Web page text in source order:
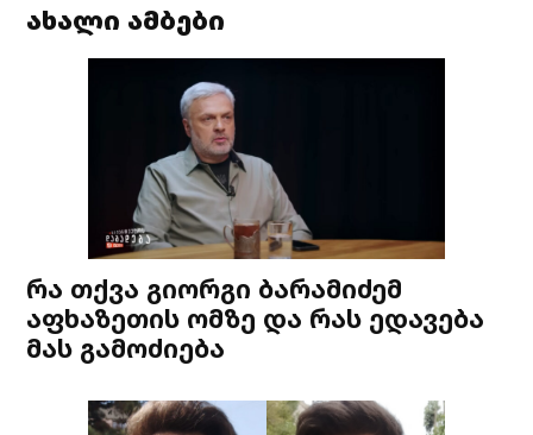
ახალი ამბები
რა თქვა გიორგი ბარამიძემ
აფხაზეთის ომზე და რას ედავება
მას გამოძიება